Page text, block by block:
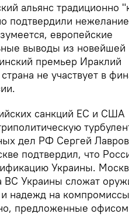
альянс традиционно
подтвердили нежелание
европейские
выводы из новейшей
премьер Ираклий
не участвует в
санкций ЕС и США
дел РФ Сергей Лавров
подтвердил, что
Украины.
ВС Украины сложат
надежд на
предложенные офисом